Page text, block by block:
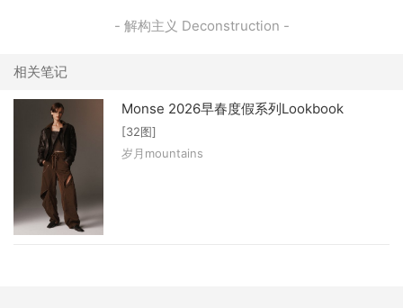
- 解构主义 Deconstruction -
相关笔记
Monse 2026早春度假系列Lookbook
[32图]
岁月mountains